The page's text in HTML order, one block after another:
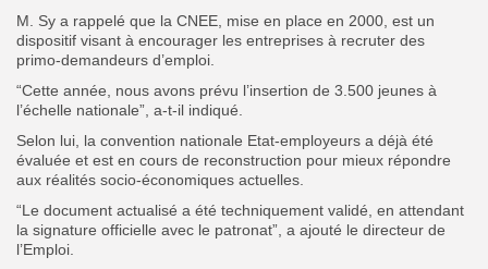
M. Sy a rappelé que la CNEE, mise en place en 2000, est un
dispositif visant à encourager les entreprises à recruter des
primo-demandeurs d’emploi.
“Cette année, nous avons prévu l’insertion de 3.500 jeunes à
l’échelle nationale”, a-t-il indiqué.
Selon lui, la convention nationale Etat-employeurs a déjà été
évaluée et est en cours de reconstruction pour mieux répondre
aux réalités socio-économiques actuelles.
“Le document actualisé a été techniquement validé, en attendant
la signature officielle avec le patronat”, a ajouté le directeur de
l’Emploi.